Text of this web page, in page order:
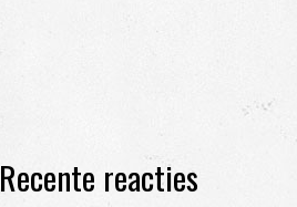
Recente reacties